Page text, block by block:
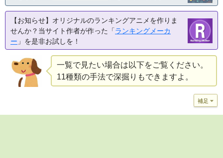
【お知らせ】オリジナルのランキングアニメを作りま
せんか？当サイト作者が作った「ランキングメーカ
ー 」を是非お試しを！
一覧で見たい場合は以下をご覧ください。
11種類の手法で深掘りもできますよ。
補足